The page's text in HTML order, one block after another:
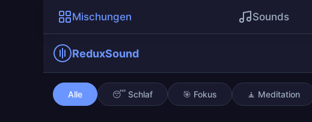
ReduxSound
Zugfahrt
Alle 😴 Schlaf 🎯 Fokus 🧘 Meditation
Mischungen Sounds